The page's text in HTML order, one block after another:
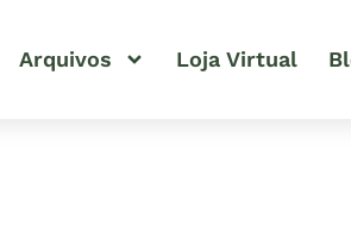
Arquivos Loja Virtual